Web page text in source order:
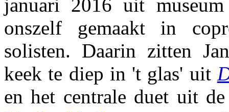
januari 2016 uit
onszelf gemaakt in
solisten. Daarin zitten
keek te diep in 't glas' uit
en het centrale duet uit